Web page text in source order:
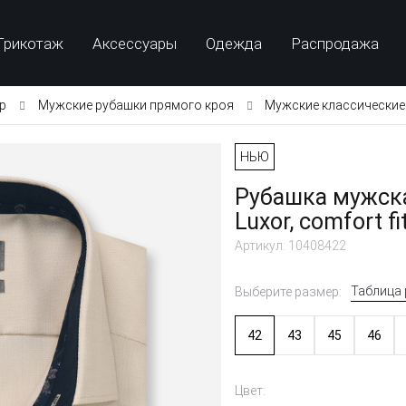
Аксессуары Одежда Распродажа
Мужские рубашки прямого кроя Мужские
НЬЮ
Рубашка
Luxor, comfort
Артикул: 10408422
Выберите размер: Таблица
42 43 45 46
Цвет: